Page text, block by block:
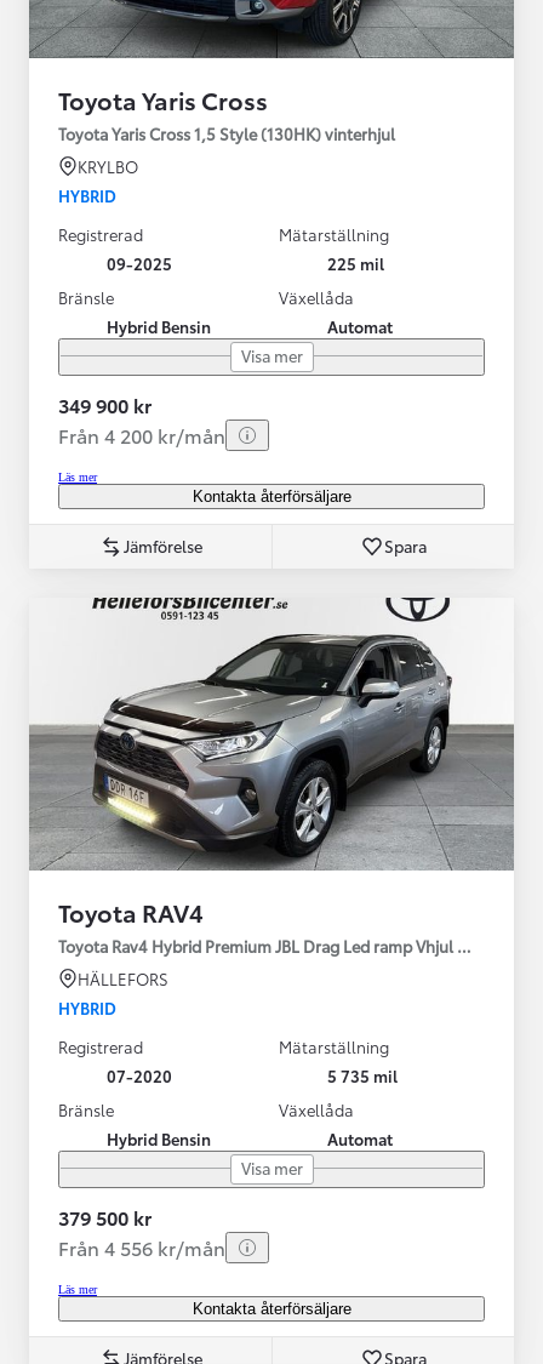
Toyota Yaris Cross
Toyota Yaris Cross 1,5 Style (130HK) vinterhjul
KRYLBO
HYBRID
Registrerad
09-2025
Mätarställning
225 mil
Bränsle
Hybrid Bensin
Växellåda
Automat
Visa mer
349 900 kr
Från 4 200 kr/mån
Läs mer
Kontakta återförsäljare
Jämförelse Spara
Toyota RAV4
Toyota Rav4 Hybrid Premium JBL Drag Led ramp Vhjul motorv
HÄLLEFORS
HYBRID
Registrerad
07-2020
Mätarställning
5 735 mil
Bränsle
Hybrid Bensin
Växellåda
Automat
Visa mer
379 500 kr
Från 4 556 kr/mån
Läs mer
Kontakta återförsäljare
Jämförelse Spara